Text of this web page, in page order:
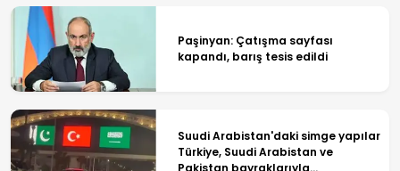
Paşinyan: Çatışma sayfası
kapandı, barış tesis edildi
Suudi Arabistan'daki simge yapılar
Türkiye, Suudi Arabistan ve
Pakistan bayraklarıyla